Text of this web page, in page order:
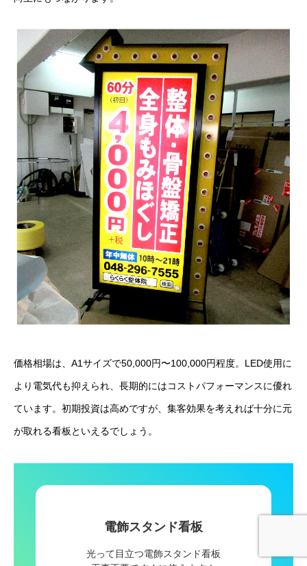
価格相場は、A1サイズで50,000円〜100,000円程度。LED使用に
より電気代も抑えられ、長期的にはコストパフォーマンスに優れ
ています。初期投資は高めですが、集客効果を考えれば十分に元
が取れる看板といえるでしょう。
電飾スタンド看板
光って目立つ電飾スタンド看板